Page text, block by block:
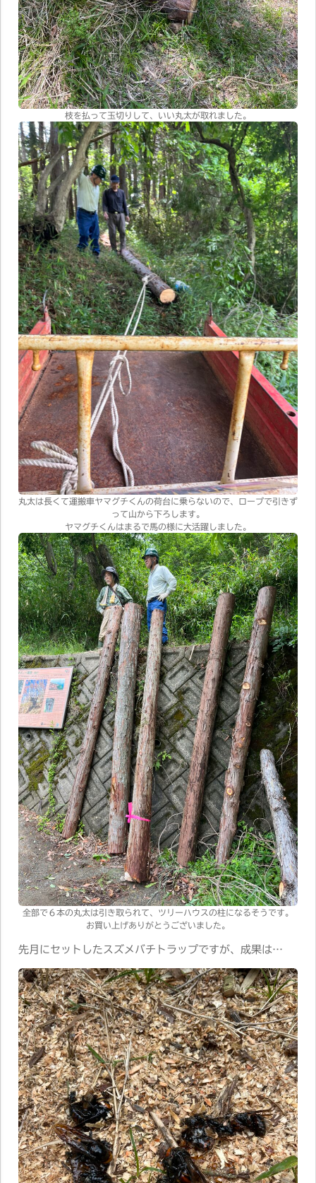
枝を払って玉切りして、いい丸太が取れました。
丸太は長くて運搬車ヤマグチくんの荷台に乗らないので、ロープで引きず
って山から下ろします。
ヤマグチくんはまるで馬の様に大活躍しました。
全部で６本の丸太は引き取られて、ツリーハウスの柱になるそうです。
お買い上げありがとうございました。
先月にセットしたスズメバチトラップですが、成果は…